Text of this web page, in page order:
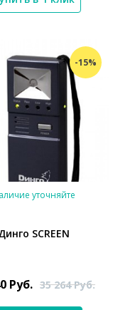
-15%
*}
уточняйте
SCREEN
Руб. 35 264Руб.